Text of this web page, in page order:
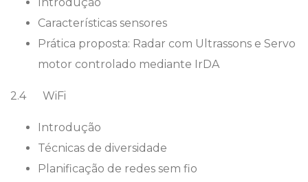
Introdução
Características sensores
Prática proposta: Radar com Ultrassons e Servo
motor controlado mediante IrDA
2.4 WiFi
Introdução
Técnicas de diversidade
Planificação de redes sem fio